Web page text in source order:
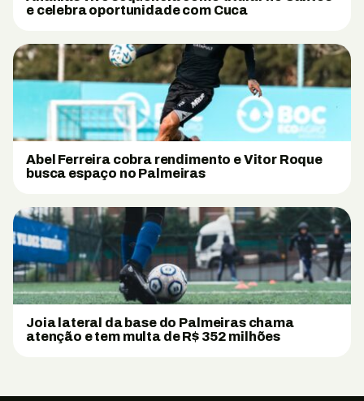
e celebra oportunidade com Cuca
Abel Ferreira cobra rendimento e Vitor Roque
busca espaço no Palmeiras
Joia lateral da base do Palmeiras chama
atenção e tem multa de R$ 352 milhões